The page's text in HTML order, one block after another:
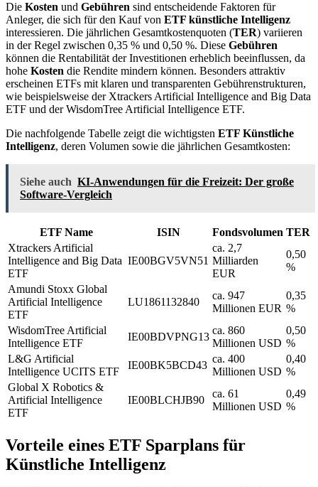
Die Kosten und Gebühren sind entscheidende Faktoren für
Anleger, die sich für den Kauf von ETF künstliche Intelligenz
interessieren. Die jährlichen Gesamtkostenquoten (TER) variieren
in der Regel zwischen 0,35 % und 0,50 %. Diese Gebühren
können die Rentabilität der Investitionen erheblich beeinflussen, da
hohe Kosten die Rendite mindern können. Besonders attraktiv
erscheinen ETFs mit klaren und transparenten Gebührenstrukturen,
wie beispielsweise der Xtrackers Artificial Intelligence and Big Data
ETF und der WisdomTree Artificial Intelligence ETF.
Die nachfolgende Tabelle zeigt die wichtigsten ETF Künstliche
Intelligenz, deren Volumen sowie die jährlichen Gesamtkosten:
Siehe auch KI-Anwendungen für die Freizeit: Der große
Software-Vergleich
ETF Name ISIN Fondsvolumen TER
Xtrackers Artificial
Intelligence and Big Data
ETF
IE00BGV5VN51
ca. 2,7
Milliarden
EUR
0,50
%
Amundi Stoxx Global
Artificial Intelligence
ETF
LU1861132840
ca. 947
Millionen EUR
0,35
%
WisdomTree Artificial
Intelligence ETF
IE00BDVPNG13
ca. 860
Millionen USD
0,50
%
L&G Artificial
Intelligence UCITS ETF
IE00BK5BCD43
ca. 400
Millionen USD
0,40
%
Global X Robotics &
Artificial Intelligence
ETF
IE00BLCHJB90
ca. 61
Millionen USD
0,49
%
Vorteile eines ETF Sparplans für
Künstliche Intelligenz